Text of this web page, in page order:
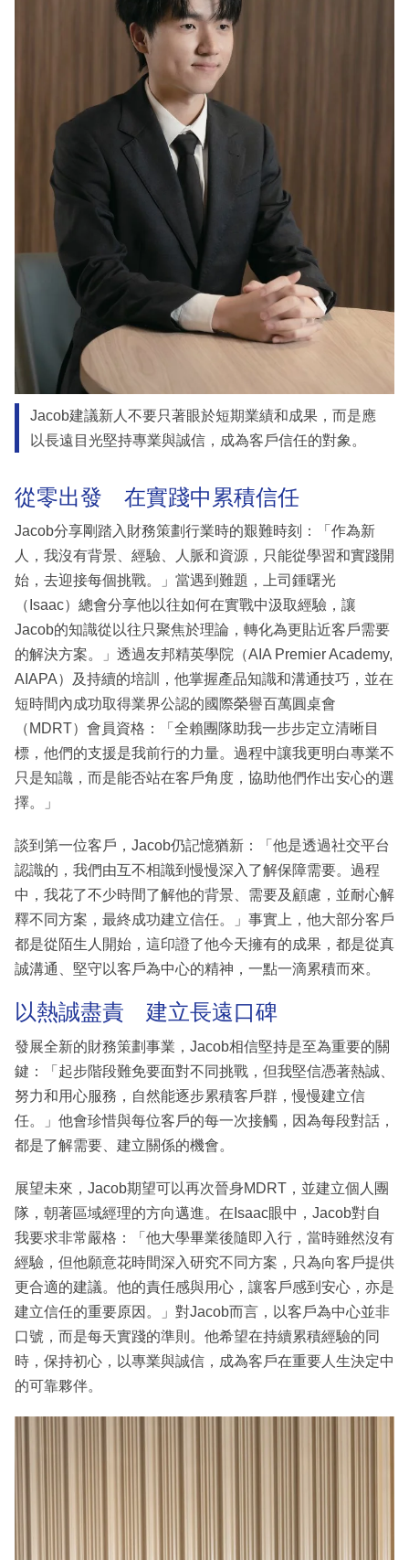
Jacob建議新人不要只著眼於短期業績和成果，而是應
以長遠目光堅持專業與誠信，成為客戶信任的對象。
從零出發 在實踐中累積信任
Jacob分享剛踏入財務策劃行業時的艱難時刻：「作為新
人，我沒有背景、經驗、人脈和資源，只能從學習和實踐開
始，去迎接每個挑戰。」當遇到難題，上司鍾曙光
（Isaac）總會分享他以往如何在實戰中汲取經驗，讓
Jacob的知識從以往只聚焦於理論，轉化為更貼近客戶需要
的解決方案。」透過友邦精英學院（AIA Premier Academy,
AIAPA）及持續的培訓，他掌握產品知識和溝通技巧，並在
短時間內成功取得業界公認的國際榮譽百萬圓桌會
（MDRT）會員資格：「全賴團隊助我一步步定立清晰目
標，他們的支援是我前行的力量。過程中讓我更明白專業不
只是知識，而是能否站在客戶角度，協助他們作出安心的選
擇。」
談到第一位客戶，Jacob仍記憶猶新：「他是透過社交平台
認識的，我們由互不相識到慢慢深入了解保障需要。過程
中，我花了不少時間了解他的背景、需要及顧慮，並耐心解
釋不同方案，最終成功建立信任。」事實上，他大部分客戶
都是從陌生人開始，這印證了他今天擁有的成果，都是從真
誠溝通、堅守以客戶為中心的精神，一點一滴累積而來。
以熱誠盡責 建立長遠口碑
發展全新的財務策劃事業，Jacob相信堅持是至為重要的關
鍵：「起步階段難免要面對不同挑戰，但我堅信憑著熱誠、
努力和用心服務，自然能逐步累積客戶群，慢慢建立信
任。」他會珍惜與每位客戶的每一次接觸，因為每段對話，
都是了解需要、建立關係的機會。
展望未來，Jacob期望可以再次晉身MDRT，並建立個人團
隊，朝著區域經理的方向邁進。在Isaac眼中，Jacob對自
我要求非常嚴格：「他大學畢業後隨即入行，當時雖然沒有
經驗，但他願意花時間深入研究不同方案，只為向客戶提供
更合適的建議。他的責任感與用心，讓客戶感到安心，亦是
建立信任的重要原因。」對Jacob而言，以客戶為中心並非
口號，而是每天實踐的準則。他希望在持續累積經驗的同
時，保持初心，以專業與誠信，成為客戶在重要人生決定中
的可靠夥伴。